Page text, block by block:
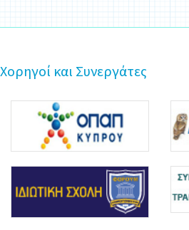
Χορηγοί και Συνεργάτες